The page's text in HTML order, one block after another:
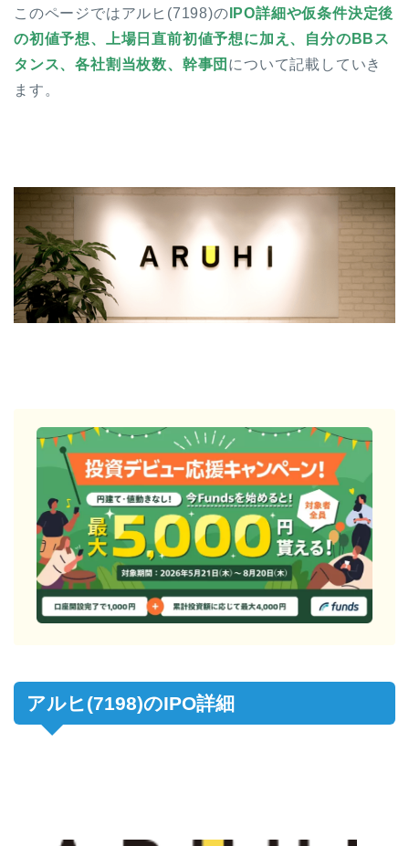
このページではアルヒ(7198)の IPO詳細や仮条件決定後
の初値予想、上場日直前初値予想に加え、自分のBBス
タンス、各社割当枚数、幹事団 について記載していき
ます。
アルヒ(7198)のIPO詳細